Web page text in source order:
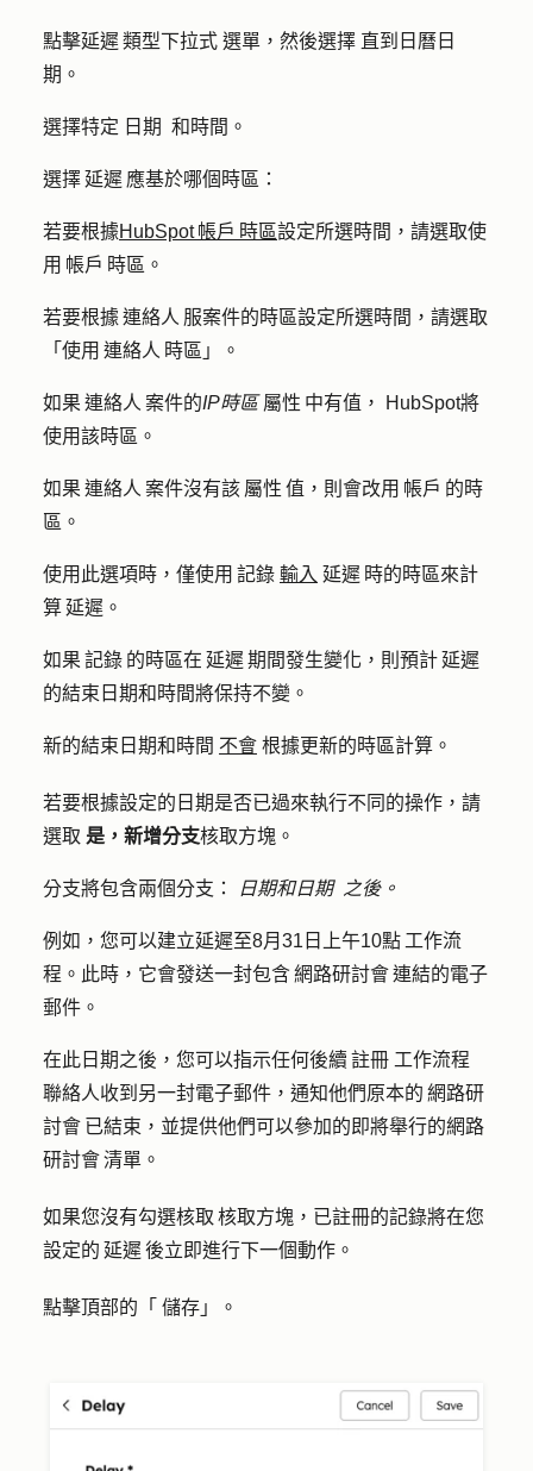
點擊延遲 類型下拉式 選單，然後選擇 直到日曆日
期 。
選擇特定 日期 和時間 。
選擇 延遲 應基於哪個時區：
若要根據HubSpot 帳戶 時區設定所選時間，請選取使
用 帳戶 時區 。
若要根據 連絡人 服案件的時區設定所選時間，請選取
「 使用 連絡人 時區 」。
如果 連絡人 案件的IP時區屬性 中有值， HubSpot將
使用該時區。
如果 連絡人 案件沒有該 屬性 值，則會改用 帳戶 的時
區。
使用此選項時，僅使用 記錄 輸入 延遲 時的時區來計
算 延遲。
如果 記錄 的時區在 延遲 期間發生變化，則預計 延遲
的結束日期和時間將保持不變。
新的結束日期和時間 不會 根據更新的時區計算。
若要根據設定的日期是否已過來執行不同的操作，請
選取 是，新增分支核取方塊。
分支將包含兩個分支： 日期和日期 之後。
例如，您可以建立延遲至8月31日上午10點 工作流
程。此時，它會發送一封包含 網路研討會 連結的電子
郵件。
在此日期之後，您可以指示任何後續 註冊 工作流程
聯絡人收到另一封電子郵件，通知他們原本的 網路研
討會 已結束，並提供他們可以參加的即將舉行的網路
研討會 清單。
如果您沒有勾選核取 核取方塊，已註冊的記錄將在您
設定的 延遲 後立即進行下一個動作。
點擊頂部的「 儲存 」。